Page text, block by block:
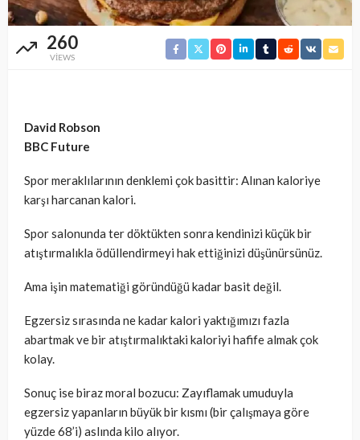
260
VIEWS
David Robson
BBC Future
Spor meraklılarının denklemi çok basittir: Alınan kaloriye
karşı harcanan kalori.
Spor salonunda ter döktükten sonra kendinizi küçük bir
atıştırmalıkla ödüllendirmeyi hak ettiğinizi düşünürsünüz.
Ama işin matematiği göründüğü kadar basit değil.
Egzersiz sırasında ne kadar kalori yaktığımızı fazla
abartmak ve bir atıştırmalıktaki kaloriyi hafife almak çok
kolay.
Sonuç ise biraz moral bozucu: Zayıflamak umuduyla
egzersiz yapanların büyük bir kısmı (bir çalışmaya göre
yüzde 68’i) aslında kilo alıyor.